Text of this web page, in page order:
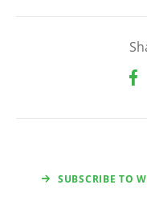
SUBSCRIBE TO